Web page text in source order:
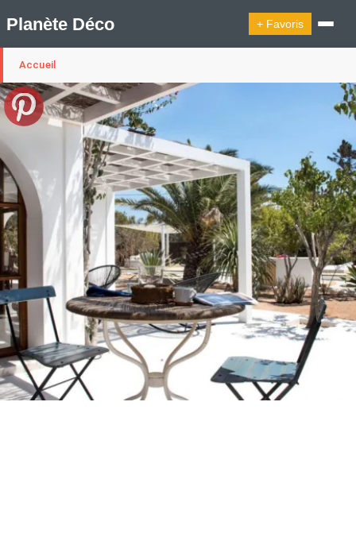
Planète Déco + Favoris
🛍︎ Shop Planète Déco
Appartement Design Belgique
Cabanes
Decoration Noël
Design Suédois En Quelques Photos
Idées Déco En 10 Photos
La Semaine Décoration Et Design
Maison En Ville
Méli-Mélo Suédois
Publi Reportage
Tendance
Interieurs Scandinaves
La Décoration Selon Votre Signe Astrologique
Les Trouvailles Déco Du Jour
Loft
Maison Appartement Écologique
Maison Container/container House
Maison D'hôtes
Maison Et Appartement Vintage
On Décode La Déco
Petite Surface
Piscine Question De Style
Renovation
Revue De Week End
Tiny House
Accueil